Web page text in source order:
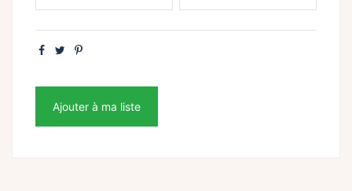
Ajouter à ma liste